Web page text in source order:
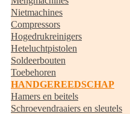
Nietmachines
Compressors
Hogedrukreinigers
Heteluchtpistolen
Soldeerbouten
Toebehoren
HANDGEREEDSCHAP
Hamers en beitels
Schroevendraaiers en sleutels